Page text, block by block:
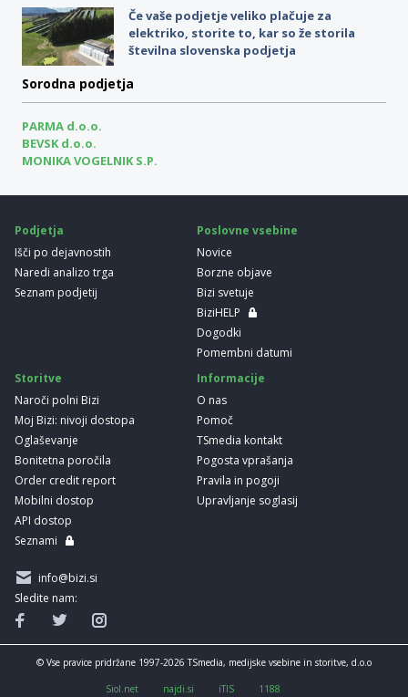
Če vaše podjetje veliko plačuje za
elektriko, storite to, kar so že storila
številna slovenska podjetja
Sorodna podjetja
PARMA d.o.o.
BEVSK d.o.o.
MONIKA VOGELNIK S.P.
Podjetja
Išči po dejavnostih
Naredi analizo trga
Seznam podjetij
Poslovne vsebine
Novice
Borzne objave
Bizi svetuje
BiziHELP
Dogodki
Pomembni datumi
Storitve
Naroči polni Bizi
Moj Bizi: nivoji dostopa
Oglaševanje
Bonitetna poročila
Order credit report
Mobilni dostop
API dostop
Seznami
Informacije
O nas
Pomoč
TSmedia kontakt
Pogosta vprašanja
Pravila in pogoji
Upravljanje soglasij
info@bizi.si
Sledite nam:
© Vse pravice pridržane 1997-2026 TSmedia, medijske vsebine in storitve, d.o.o
Siol.net najdi.si iTIS 1188